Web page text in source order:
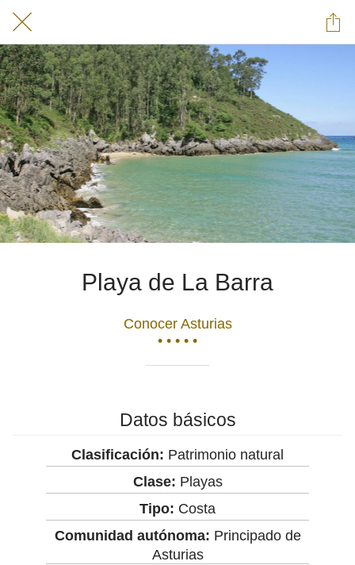
Playa de La Barra
Conocer Asturias
• • • • •
Datos básicos
Clasificación: Patrimonio natural
Clase: Playas
Tipo: Costa
Comunidad autónoma: Principado de
Asturias